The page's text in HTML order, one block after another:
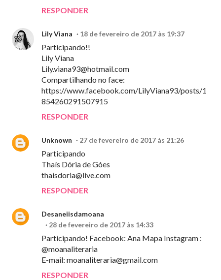
RESPONDER
Lily Viana 18 de fevereiro de 2017 às 19:37
Participando!!
Lily Viana
Lily.viana93@hotmail.com
Compartilhando no face:
https://www.facebook.com/LilyViana93/posts/1
854260291507915
RESPONDER
Unknown 27 de fevereiro de 2017 às 21:26
Participando
Thaís Dória de Góes
thaisdoria@live.com
RESPONDER
Desaneiisdamoana
28 de fevereiro de 2017 às 14:33
Participando! Facebook: Ana Mapa Instagram :
@moanaliteraria
E-mail: moanaliteraria@gmail.com
RESPONDER